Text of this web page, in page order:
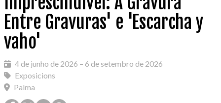
Entre Gravuras' e 'Escarcha y
vaho'
4 de junho de 2026 – 6 de setembro de 2026
Exposicions
Palma